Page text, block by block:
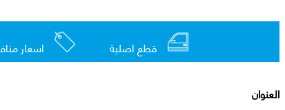
قطع اصلية اسعار
العنوان